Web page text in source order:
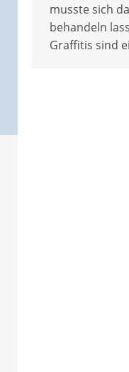
musste sich
behandeln
Graffitis sind